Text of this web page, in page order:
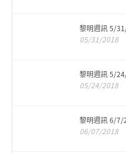
黎明週訊 5/
05/31/2018
黎明週訊 5/
05/24/2018
黎明週訊 6/7/
06/07/2018